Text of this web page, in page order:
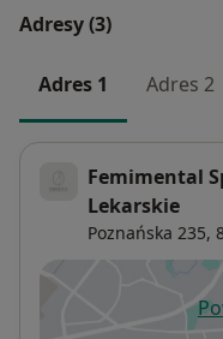
Adresy (3)
Adres 1 Adres 2
Femimental
Lekarskie
Poznańska 235,